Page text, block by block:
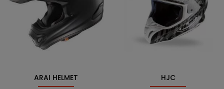
ARAI HELMET HJC